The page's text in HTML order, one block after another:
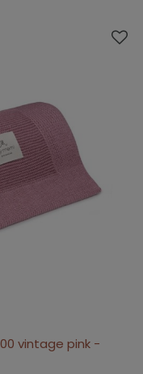
vintage pink -